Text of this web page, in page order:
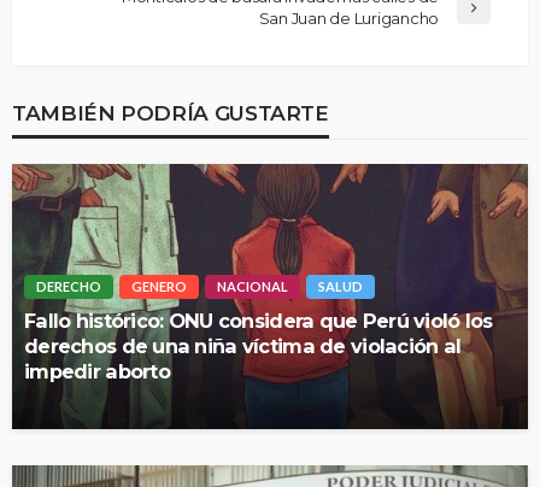
San Juan de Lurigancho
TAMBIÉN PODRÍA GUSTARTE
DERECHO GENERO NACIONAL SALUD
Fallo histórico: ONU considera que Perú violó los
derechos de una niña víctima de violación al
impedir aborto